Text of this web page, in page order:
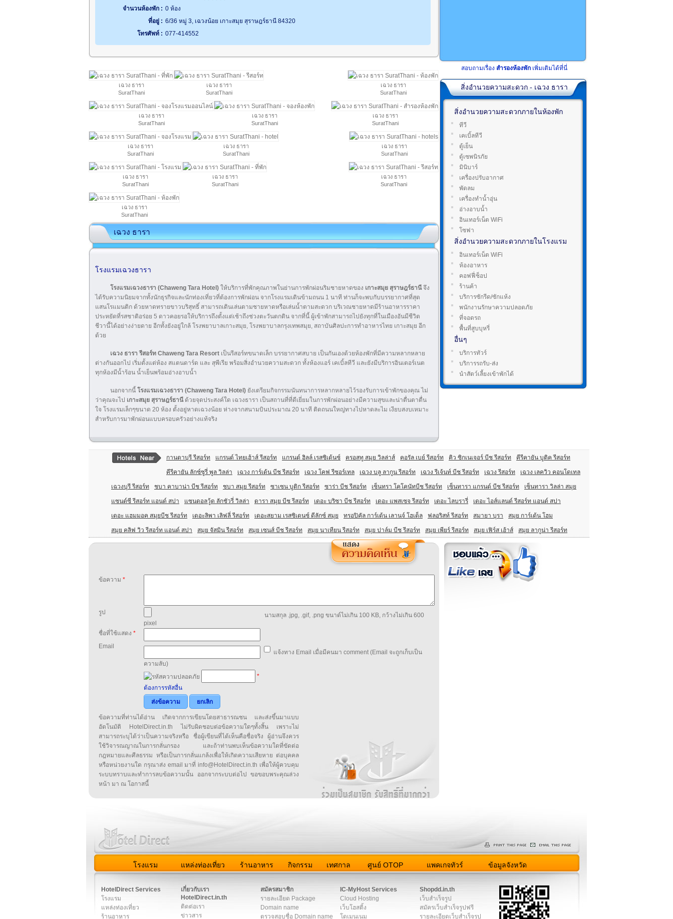
จำนวนห้องพัก : 0 ห้อง
ที่อยู่ : 6/36 หมู่ 3, เฉวงน้อย เกาะสมุย สุราษฎร์ธานี 84320
โทรศัพท์ : 077-414552
เฉวง ธารา
SuratThani
เฉวง ธารา
SuratThani
เฉวง ธารา
SuratThani
เฉวง ธารา
SuratThani
เฉวง ธารา
SuratThani
เฉวง ธารา
SuratThani
เฉวง ธารา
SuratThani
เฉวง ธารา
SuratThani
เฉวง ธารา
SuratThani
เฉวง ธารา
SuratThani
เฉวง ธารา
SuratThani
เฉวง ธารา
SuratThani
เฉวง ธารา
SuratThani
เฉวง ธารา
โรงแรมเฉวงธารา
โรงแรมเฉวงธารา (Chaweng Tara Hotel) ให้บริการที่พักคุณภาพในย่านการพักผ่อนริมชายหาดของ เกาะสมุย สุราษฎร์ธานีจึง
ได้รับความนิยมจากทั้งนักธุรกิจและนักท่องเที่ยวที่ต้องการพักผ่อน จากโรงแรมเดินข้ามถนน 1 นาที ท่านก็จะพบกับบรรยากาศที่สุด
แสนโรแมนติก ด้วยหาดทรายขาวบริสุทธิ์ สามารถเดินเล่นตามชายหาดหรือเล่นน้ำตามสะดวก บริเวณชายหาดมีร้านอาหารราคา
ประหยัดที่รสชาติอร่อย 5 ดาวคอยรอให้บริการถึงตั้งแต่เช้าถึงช่วงตะวันตกดิน จากที่นี้ ผู้เข้าพักสามารถไปยังทุกที่ในเมืองอันมีชีวิต
ชีวานี้ได้อย่างง่ายดาย อีกทั้งยังอยู่ใกล้ โรงพยาบาลเกาะสมุย, โรงพยาบาลกรุงเทพสมุย, สถาบันศิลปะการทำอาหารไทย เกาะสมุย อีก
ด้วย
เฉวง ธารา รีสอร์ท Chaweng Tara Resort เป็นรีสอร์ทขนาดเล็ก บรรยากาศสบาย เป็นกันเองด้วยห้องพักที่มีความหลากหลาย
ต่างกันออกไป เริ่มตั้งแต่ห้อง สแตนดาร์ด และ สุพีเรีย พร้อมสิ่งอำนวยความสะดวก ทั้งห้องแอร์ เคเบิ้ลทีวี และยังมีบริการอินเตอร์เนต
ทุกห้องมีน้ำร้อน น้ำเย็นพร้อมอ่างอาบน้ำ
นอกจากนี้ โรงแรมเฉวงธารา (Chaweng Tara Hotel) ยังเตรียมกิจกรรมนันทนาการหลากหลายไว้รองรับการเข้าพักของคุณ ไม่
ว่าคุณจะไป เกาะสมุย สุราษฎร์ธานีด้วยจุดประสงค์ใด เฉวงธารา เป็นสถานที่ที่ดีเยี่ยมในการพักผ่อนอย่างมีความสุขและน่าตื่นตาตื่น
ใจ โรงแรมเล็กๆขนาด 20 ห้อง ตั้งอยู่หาดเฉวงน้อย ห่างจากสนามบินประมาณ 20 นาที ติดถนนใหญ่ทางไปหาดละไม เงียบสงบเหมาะ
สำหรับการมาพักผ่อนแบบครอบครัวอย่างแท้จริง
สอบถามเรื่อง สำรองห้องพัก เพิ่มเติมได้ที่นี่
สิ่งอำนวยความสะดวก - เฉวง ธารา
สิ่งอำนวยความสะดวกภายในห้องพัก
ทีวี
เคเบิ้ลทีวี
ตู้เย็น
ตู้เซพนิรภัย
มินิบาร์
เครื่องปรับอากาศ
พัดลม
เครื่องทำน้ำอุ่น
อ่างอาบน้ำ
อินเทอร์เน็ต WiFi
โซฟา
สิ่งอำนวยความสะดวกภายในโรงแรม
อินเทอร์เน็ต WiFi
ห้องอาหาร
คอฟฟี่ช็อป
ร้านค้า
บริการซักรีด/ซักแห้ง
พนักงานรักษาความปลอดภัย
ที่จอดรถ
พื้นที่สูบบุหรี่
อื่นๆ
บริการทัวร์
บริการรถรับ-ส่ง
นำสัตว์เลี้ยงเข้าพักได้
กานดาบุรี รีสอร์ท แกรนด์ ไทยเฮ้าส์ รีสอร์ท แกรนด์ ฮิลล์ เรสซิเด้นซ์ ครอสทู สมุย วิลล่าส์ คอรัล เบย์ รีสอร์ท คิว ซิกเนเจอร์ บีช รีสอร์ท คีรีคายัน บูติค รีสอร์ท
คีรีคายัน ลักซ์ซูรี่ พูล วิลล่า เฉวง การ์เด้น บีช รีสอร์ท เฉวง โคฟ รีซอร์เทล เฉวง บลู ลากูน รีสอร์ท เฉวง รีเจ้นท์ บีช รีสอร์ท เฉวง รีสอร์ท เฉวง เลควิว คอนโดเทล
เฉวงบุรี รีสอร์ท ชบา คาบาน่า บีช รีสอร์ท ชบา สมุย รีสอร์ท ซาเซน บูติก รีสอร์ท ซาร่า บีช รีสอร์ท เซ็นทรา โคโคนัทบีช รีสอร์ท เซ็นทารา แกรนด์ บีช รีสอร์ท เซ็นทารา วิลล่า สมุย
แซนด์ซี รีสอร์ท แอนด์ สปา แซนดอลวู้ด ลักชัวรี่ วิลล่า ดารา สมุย บีช รีสอร์ท เดอะ บริซา บีช รีสอร์ท เดอะ แพสเซจ รีสอร์ท เดอะ ไลบรารี่ เดอะ ไอส์แลนด์ รีสอร์ท แอนด์ สปา
เดอะ แฮมมอค สมุยบีช รีสอร์ท เดอะลิพา เลิฟลี่ รีสอร์ท เดอะสยาม เรสซิเดนซ์ ดีลักซ์ สมุย ทรอปิคัล การ์เด้น เลานจ์ โฮเต็ล ฟลอริสท์ รีสอร์ท สมายา บุรา สมุย การ์เด้น โฮม
สมุย คลิฟ วิว รีสอร์ท แอนด์ สปา สมุย จัสมิน รีสอร์ท สมุย เซนส์ บีช รีสอร์ท สมุย นาเทียน รีสอร์ท สมุย ปาล์ม บีช รีสอร์ท สมุย เพียร์ รีสอร์ท สมุย เฟิร์ส เฮ้าส์ สมุย ลากูน่า รีสอร์ท
ข้อความ *
รูป
นามสกุล .jpg, .gif, .png ขนาด์ไม่เกิน 100 KB, กว้างไม่เกิน 600
pixel
ชื่อที่ใช้แสดง *
Email
แจ้งทาง Email เมื่อมีคนมา comment (Email จะถูกเก็บเป็น
ความลับ)
*
ต้องการรหัสอื่น
ส่งข้อความ
ยกเลิก
ข้อความที่ท่านได้อ่าน เกิดจากการเขียนโดยสาธารณชน และส่งขึ้นมาแบบ
อัตโนมัติ HotelDirect.in.th ไม่รับผิดชอบต่อข้อความใดๆทั้งสิ้น เพราะไม่
สามารถระบุได้ว่าเป็นความจริงหรือ ชื่อผู้เขียนที่ได้เห็นคือชื่อจริง ผู้อ่านจึงควร
ใช้วิจารณญาณในการกลั่นกรอง และถ้าท่านพบเห็นข้อความใดที่ขัดต่อ
กฎหมายและศีลธรรม หรือเป็นการกลั่นแกล้งเพื่อให้เกิดความเสียหาย ต่อบุคคล
หรือหน่วยงานใด กรุณาส่ง email มาที่ info@HotelDirect.in.th เพื่อให้ผู้ควบคุม
ระบบทราบและทำการลบข้อความนั้น ออกจากระบบต่อไป ขอขอบพระคุณล่วง
หน้า มา ณ โอกาสนี้
โรงแรม แหล่งท่องเที่ยว ร้านอาหาร กิจกรรม เทศกาล ศูนย์ OTOP แพคเกจทัวร์ ข้อมูลจังหวัด
HotelDirect Services
โรงแรม
แหล่งท่องเที่ยว
ร้านอาหาร
เกี่ยวกับเรา
HotelDirect.in.th
ติดต่อเรา
ข่าวสาร
สมัครสมาชิก
รายละเอียด Package
Domain name
ตรวจสอบชื่อ Domain name
IC-MyHost Services
Cloud Hosting
เว็บโฮสติ้ง
โดเมนเนม
Shopdd.in.th
เว็บสำเร็จรูป
สมัครเว็บสำเร็จรูปฟรี
รายละเอียดเว็บสำเร็จรูป